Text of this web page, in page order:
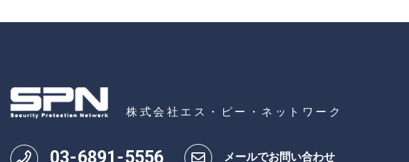
株式会社エス・ピー・ネットワーク
03-6891 -5556 メールでお問い合わせ